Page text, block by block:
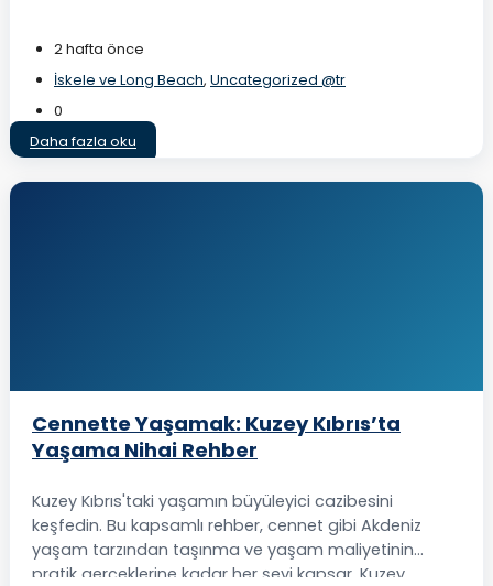
2 hafta önce
İskele ve Long Beach, Uncategorized @tr
0
Daha fazla oku
Cennette Yaşamak: Kuzey Kıbrıs’ta
Yaşama Nihai Rehber
Kuzey Kıbrıs'taki yaşamın büyüleyici cazibesini
keşfedin. Bu kapsamlı rehber, cennet gibi Akdeniz
yaşam tarzından taşınma ve yaşam maliyetinin
pratik gerçeklerine kadar her şeyi kapsar. Kuzey